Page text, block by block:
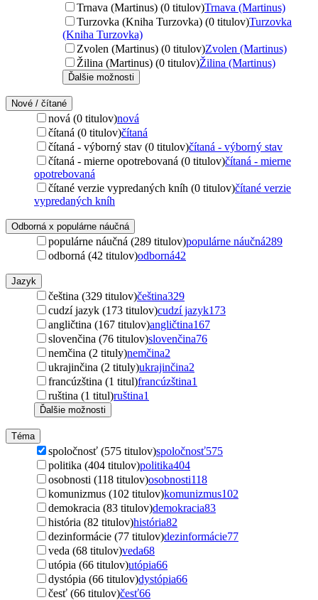
Trnava (Martinus) (0 titulov)Trnava (Martinus)
Turzovka (Kniha Turzovka) (0 titulov)Turzovka
(Kniha Turzovka)
Zvolen (Martinus) (0 titulov)Zvolen (Martinus)
Žilina (Martinus) (0 titulov)Žilina (Martinus)
Ďalšie možnosti
Nové / čítané
nová (0 titulov)nová
čítaná (0 titulov)čítaná
čítaná - výborný stav (0 titulov)čítaná - výborný stav
čítaná - mierne opotrebovaná (0 titulov)čítaná - mierne
opotrebovaná
čítané verzie vypredaných kníh (0 titulov)čítané verzie
vypredaných kníh
Odborná x populárne náučná
populárne náučná (289 titulov)populárne náučná289
odborná (42 titulov)odborná42
Jazyk
čeština (329 titulov)čeština329
cudzí jazyk (173 titulov)cudzí jazyk173
angličtina (167 titulov)angličtina167
slovenčina (76 titulov)slovenčina76
nemčina (2 tituly)nemčina2
ukrajinčina (2 tituly)ukrajinčina2
francúzština (1 titul)francúzština1
ruština (1 titul)ruština1
Ďalšie možnosti
Téma
spoločnosť (575 titulov)spoločnosť575
politika (404 titulov)politika404
osobnosti (118 titulov)osobnosti118
komunizmus (102 titulov)komunizmus102
demokracia (83 titulov)demokracia83
história (82 titulov)história82
dezinformácie (77 titulov)dezinformácie77
veda (68 titulov)veda68
utópia (66 titulov)utópia66
dystópia (66 titulov)dystópia66
česť (66 titulov)česť66